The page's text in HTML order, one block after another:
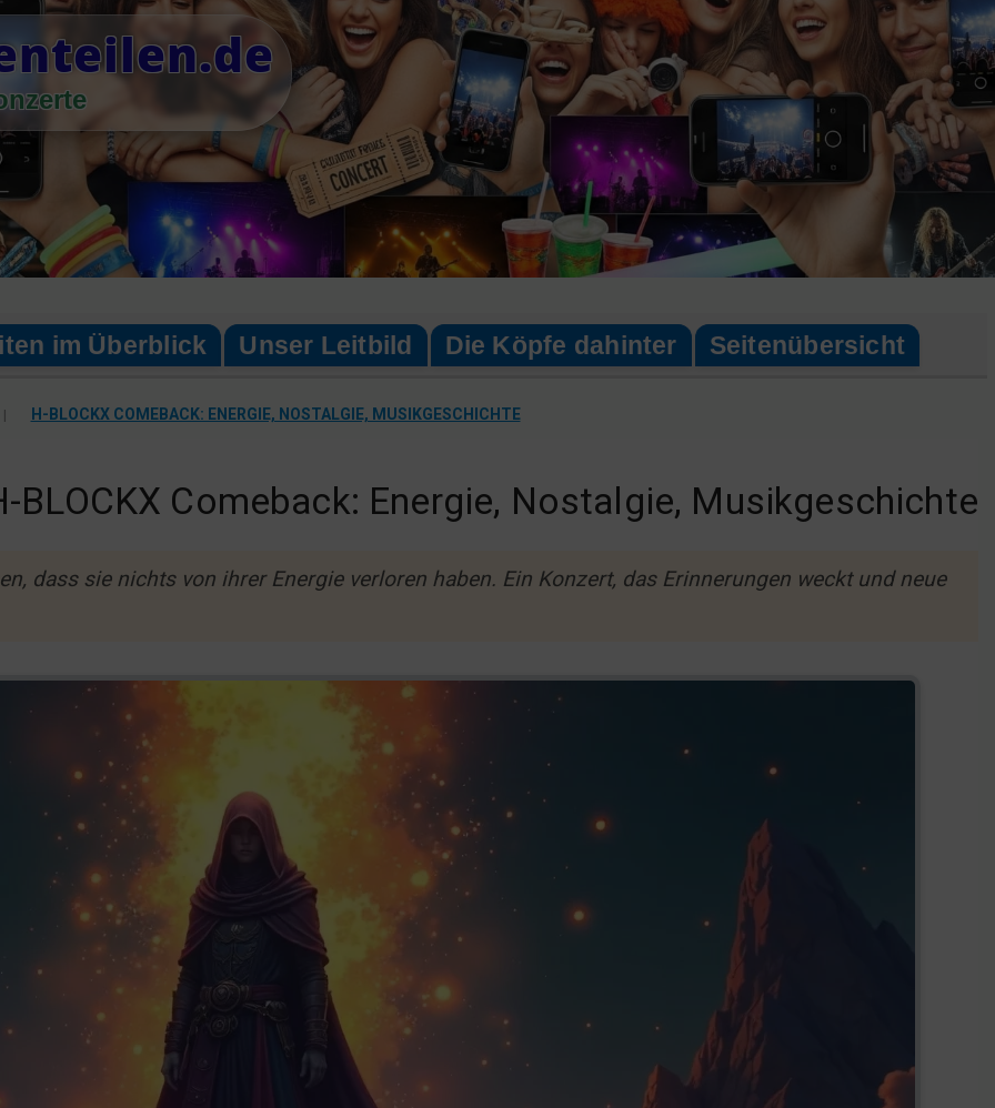
im Überblick Unser Leitbild Die Köpfe dahinter Seitenübersicht
| H-BLOCKX COMEBACK: ENERGIE, NOSTALGIE, MUSIKGESCHICHTE
BLOCKX Comeback: Energie, Nostalgie, Musikgeschichte
dass sie nichts von ihrer Energie verloren haben. Ein Konzert, das Erinnerungen weckt und neue